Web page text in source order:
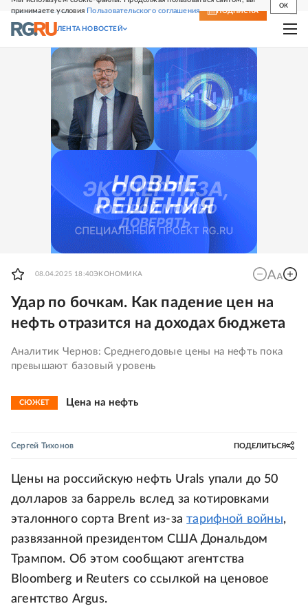
принимаете условия Пользовательского соглашения
OK
СВЕЖИЙ НОМЕР ПОДПИСКА
ЛЕНТА НОВОСТЕЙ
08.04.2025 18:40ЭКОНОМИКА
Удар по бочкам. Как падение цен на
нефть отразится на доходах бюджета
Аналитик Чернов: Среднегодовые цены на нефть пока
превышают базовый уровень
СЮЖЕТ Цена на нефть
Сергей Тихонов ПОДЕЛИТЬСЯ
Цены на российскую нефть Urals упали до 50
долларов за баррель вслед за котировками
эталонного сорта Brent из-затарифной войны,
развязанной президентом США Дональдом
Трампом. Об этом сообщают агентства
Bloomberg и Reuters со ссылкой на ценовое
агентство Argus.